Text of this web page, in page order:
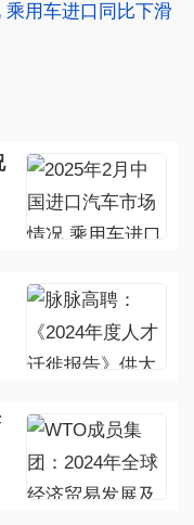
用车进口同比下滑